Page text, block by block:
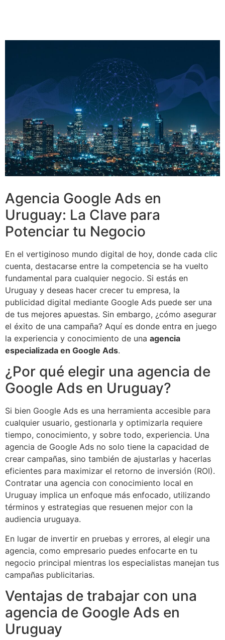
Agencia Google Ads en
Uruguay: La Clave para
Potenciar tu Negocio
En el vertiginoso mundo digital de hoy, donde cada clic
cuenta, destacarse entre la competencia se ha vuelto
fundamental para cualquier negocio. Si estás en
Uruguay y deseas hacer crecer tu empresa, la
publicidad digital mediante Google Ads puede ser una
de tus mejores apuestas. Sin embargo, ¿cómo asegurar
el éxito de una campaña? Aquí es donde entra en juego
la experiencia y conocimiento de una agencia
especializada en Google Ads.
¿Por qué elegir una agencia de
Google Ads en Uruguay?
Si bien Google Ads es una herramienta accesible para
cualquier usuario, gestionarla y optimizarla requiere
tiempo, conocimiento, y sobre todo, experiencia. Una
agencia de Google Ads no solo tiene la capacidad de
crear campañas, sino también de ajustarlas y hacerlas
eficientes para maximizar el retorno de inversión (ROI).
Contratar una agencia con conocimiento local en
Uruguay implica un enfoque más enfocado, utilizando
términos y estrategias que resuenen mejor con la
audiencia uruguaya.
En lugar de invertir en pruebas y errores, al elegir una
agencia, como empresario puedes enfocarte en tu
negocio principal mientras los especialistas manejan tus
campañas publicitarias.
Ventajas de trabajar con una
agencia de Google Ads en
Uruguay